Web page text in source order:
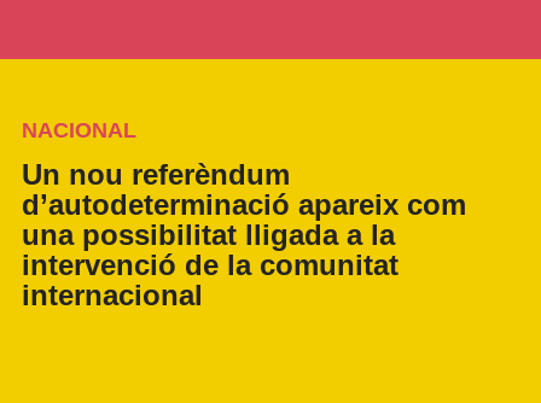
NACIONAL
Un nou referèndum
d’autodeterminació apareix com
una possibilitat lligada a la
intervenció de la comunitat
internacional